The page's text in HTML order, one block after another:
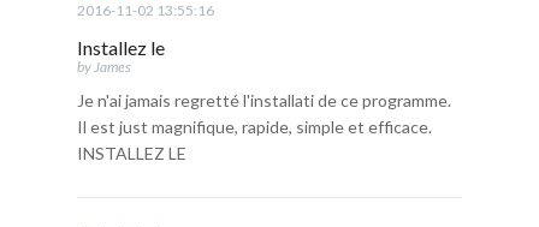
2016-11-02 13:55:16
Installez le
by James
Je n'ai jamais regretté l'installati de ce programme.
Il est just magnifique, rapide, simple et efficace.
INSTALLEZ LE